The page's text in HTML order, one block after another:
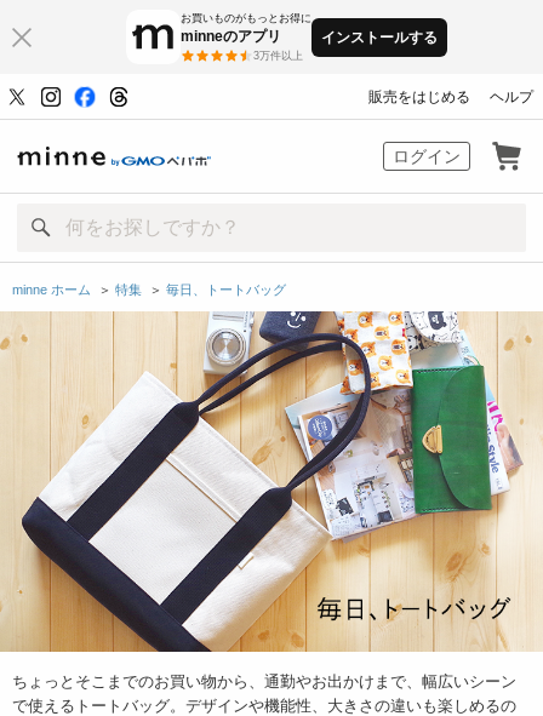
お買いものがもっとお得に
minneのアプリ
3万件以上
インストールする
販売をはじめる ヘルプ
ログイン
minne ホーム ＞ 特集 ＞ 毎日、トートバッグ
ちょっとそこまでのお買い物から、通勤やお出かけまで、幅広いシーン
で使えるトートバッグ。デザインや機能性、大きさの違いも楽しめるの